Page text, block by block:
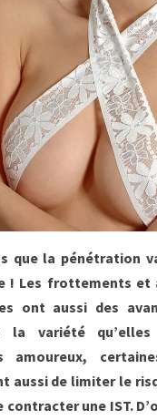
que la pénétration
! Les frottements et
ont aussi des
la variété
amoureux,
aussi de limiter le
contracter une IST.